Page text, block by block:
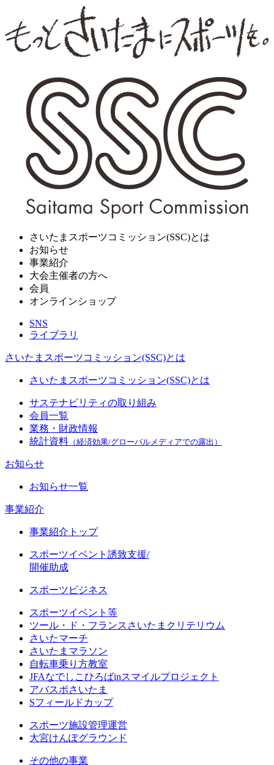
さいたまスポーツコミッション(SSC)とは
お知らせ
事業紹介
大会主催者の方へ
会員
オンラインショップ
SNS
ライブラリ
さいたまスポーツコミッション(SSC)とは
さいたまスポーツコミッション(SSC)とは
サステナビリティの取り組み
会員一覧
業務・財政情報
統計資料 （経済効果/グローバルメディアでの露出）
お知らせ
お知らせ一覧
事業紹介
事業紹介トップ
スポーツイベント誘致支援/
開催助成
スポーツビジネス
スポーツイベント等
ツール・ド・フランスさいたまクリテリウム
さいたマーチ
さいたまマラソン
自転車乗り方教室
JFAなでしこひろばinスマイルプロジェクト
アバスポさいたま
Sフィールドカップ
スポーツ施設管理運営
大宮けんぽグラウンド
その他の事業